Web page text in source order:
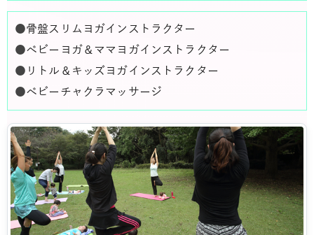
●骨盤スリムヨガインストラクター
●ベビーヨガ＆ママヨガインストラクター
● リトル＆キッズヨガインストラクター
●ベビーチャクラマッサージ